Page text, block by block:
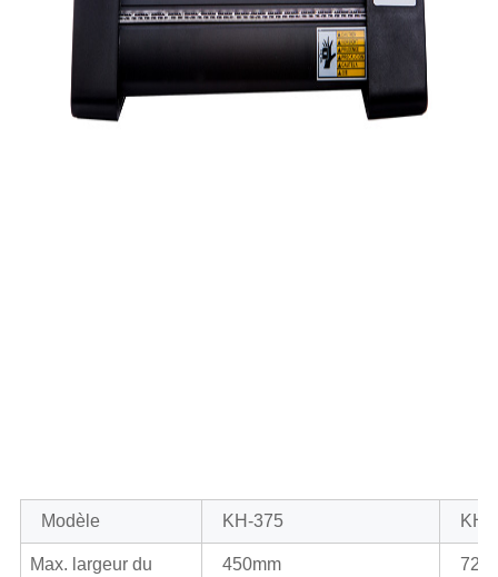
Modèle KH-375 KH
Max. largeur du
450mm